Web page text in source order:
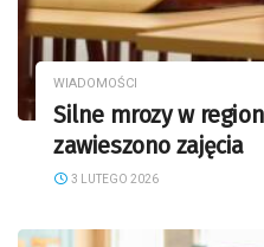
WIADOMOŚCI
Silne mrozy w
zawieszono zajęcia
3 LUTEGO 2026